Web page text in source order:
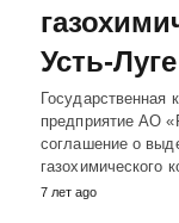
Усть-Луге
Государственная
предприятие АО
соглашение о
газохимического
7 лет ago